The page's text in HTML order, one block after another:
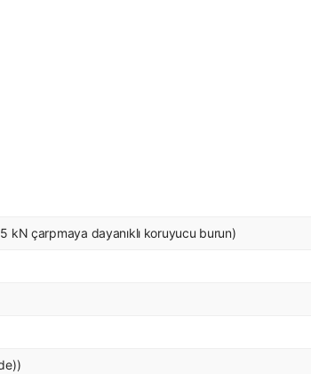
kN çarpmaya dayanıklı koruyucu burun)